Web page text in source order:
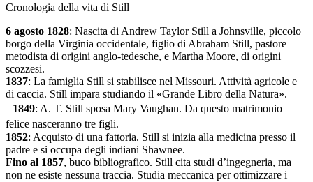
Cronologia della vita di Still
6 agosto 1828: Nascita di Andrew Taylor Still a Johnsville, piccolo
borgo della Virginia occidentale, figlio di Abraham Still, pastore
metodista di origini anglo-tedesche, e Martha Moore, di origini
scozzesi.
1837: La famiglia Still si stabilisce nel Missouri. Attività agricole e
di caccia. Still impara studiando il «Grande Libro della Natura».
1849: A. T. Still sposa Mary Vaughan. Da questo matrimonio
felice nasceranno tre figli.
1852: Acquisto di una fattoria. Still si inizia alla medicina presso il
padre e si occupa degli indiani Shawnee.
Fino al 1857, buco bibliografico. Still cita studi d’ingegneria, ma
non ne esiste nessuna traccia. Studia meccanica per ottimizzare i